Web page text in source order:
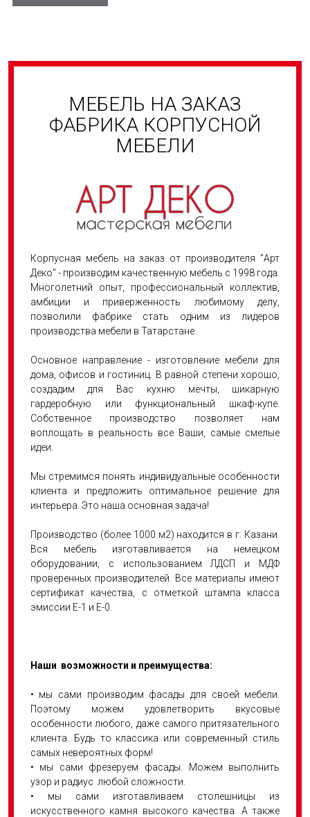
МЕБЕЛЬ НА ЗАКАЗ
ФАБРИКА КОРПУСНОЙ
МЕБЕЛИ
Корпусная мебель на заказ от производителя "Арт
Деко" - производим качественную мебель с 1998 года.
Многолетний опыт, профессиональный коллектив,
амбиции и приверженность любимому делу,
позволили фабрике стать одним из лидеров
производства мебели в Татарстане.
Основное направление - изготовление мебели для
дома, офисов и гостиниц. В равной степени хорошо,
создадим для Вас кухню мечты, шикарную
гардеробную или функциональный шкаф-купе.
Собственное производство позволяет нам
воплощать в реальность все Ваши, самые смелые
идеи.
Мы стремимся понять индивидуальные особенности
клиента и предложить оптимальное решение для
интерьера. Это наша основная задача!
Производство (более 1000 м2) находится в г. Казани.
Вся мебель изготавливается на немецком
оборудовании, с использованием ЛДСП и МДФ
проверенных производителей. Все материалы имеют
сертификат качества, с отметкой штампа класса
эмиссии Е-1 и Е-0.
Наши возможности и преимущества:
• мы сами производим фасады для своей мебели.
Поэтому можем удовлетворить вкусовые
особенности любого, даже самого притязательного
клиента. Будь то классика или современный стиль
самых невероятных форм!
• мы сами фрезеруем фасады. Можем выполнить
узор и радиус любой сложности.
• мы сами изготавливаем столешницы из
искусственного камня высокого качества. А также